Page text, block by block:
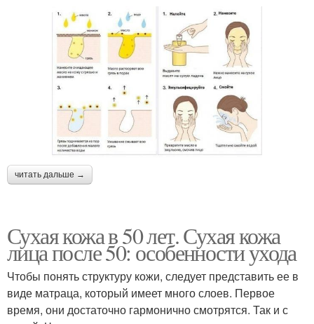
читать дальше →
Сухая кожа в 50 лет. Сухая кожа
лица после 50: особенности ухода
Чтобы понять структуру кожи, следует представить ее в
виде матраца, который имеет много слоев. Первое
время, они достаточно гармонично смотрятся. Так и с